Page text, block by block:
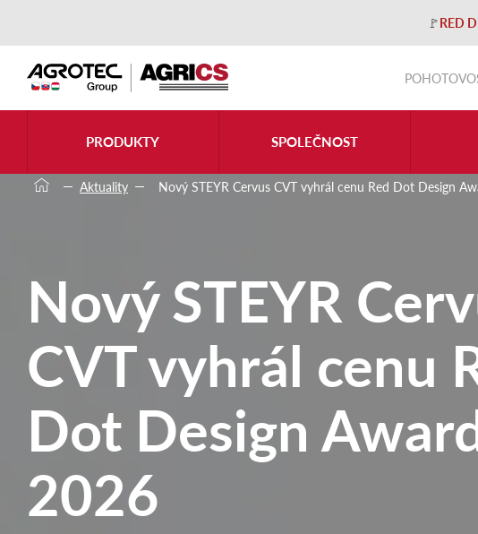
🚩RED
PRODUKTY SPOLEČNOST
Aktuality Nový STEYR Cervus CVT vyhrál cenu Red Dot Design
Nový STEYR
CVT vyhrál cenu
Dot Design
2026